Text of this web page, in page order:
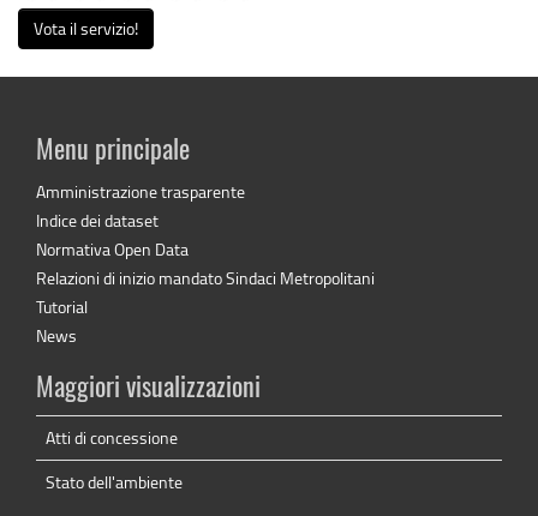
Vota il servizio!
Menu principale
Amministrazione trasparente
Indice dei dataset
Normativa Open Data
Relazioni di inizio mandato Sindaci Metropolitani
Tutorial
News
Maggiori visualizzazioni
Atti di concessione
Stato dell'ambiente